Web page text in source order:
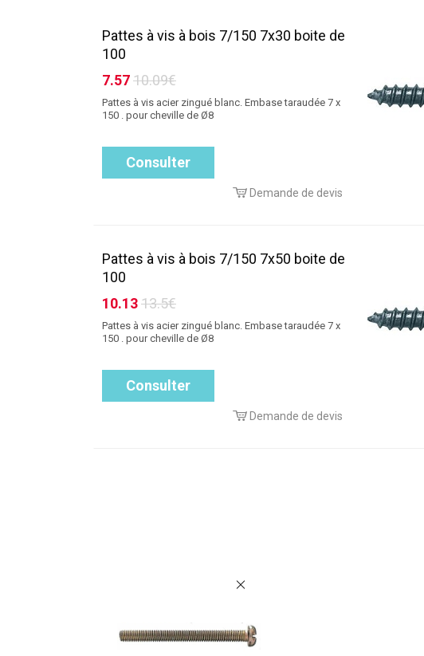
Pattes à vis à bois 7/150 7x30 boite de
100
7.5710.09€
Pattes à vis acier zingué blanc. Embase taraudée 7 x
150 . pour cheville de Ø8
Consulter
Demande de devis
Pattes à vis à bois 7/150 7x50 boite de
100
10.1313.5€
Pattes à vis acier zingué blanc. Embase taraudée 7 x
150 . pour cheville de Ø8
Consulter
Demande de devis